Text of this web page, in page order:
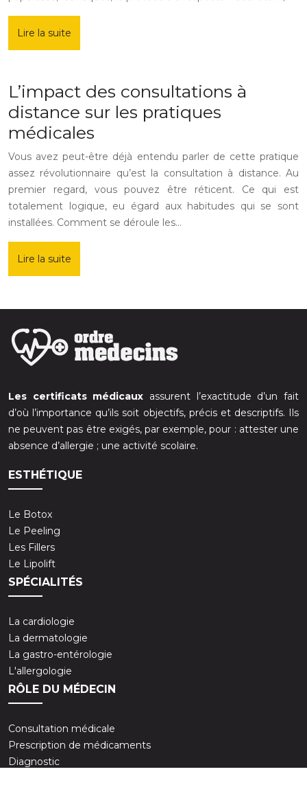
Lire la suite
L’impact des consultations à
distance sur les pratiques
médicales
Vous avez peut-être déjà entendu parler de cette pratique
assez révolutionnaire qu’est la consultation à distance. Au
premier regard, vous pouvez être réticent. Ce qui est
totalement logique, eu égard aux habitudes qui se sont
installées. Comment se déroule les…
Lire la suite
Les certificats médicaux assurent l’exactitude d’un fait
d’où l’importance qu’ils soit objectifs, précis et descriptifs. Ils
ne peuvent pas être exigés, par exemple, pour : attester une
absence d’allergie ; une activité scolaire.
ESTHÉTIQUE
Le Botox
Le Peeling
Les Fillers
Le Lipolift
SPÉCIALITÉS
La cardiologie
La dermatologie
La gastro-entérologie
L'allergologie
RÔLE DU MÉDECIN
Consultation médicale
Prescription de médicaments
Diagnostic